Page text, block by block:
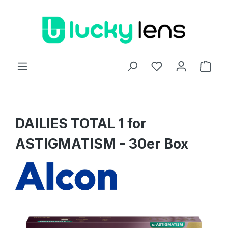
DAILIES TOTAL 1 for
ASTIGMATISM - 30er Box
Bildergalerie überspringen